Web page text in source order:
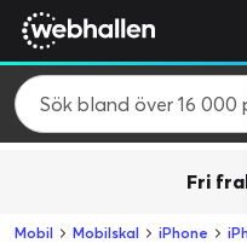
Fri
Mobil Mobilskal iPhone